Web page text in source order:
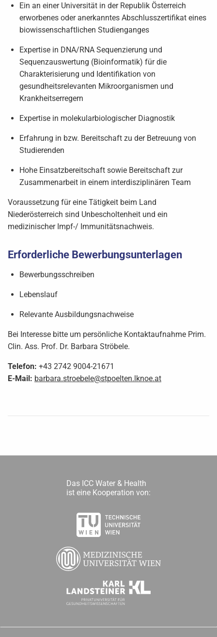
Ein an einer Universität in der Republik Österreich
erworbenes oder anerkanntes Abschlusszertifikat eines
biowissenschaftlichen Studienganges
Expertise in DNA/RNA Sequenzierung und
Sequenzauswertung (Bioinformatik) für die
Charakterisierung und Identifikation von
gesundheitsrelevanten Mikroorganismen und
Krankheitserregern
Expertise in molekularbiologischer Diagnostik
Erfahrung in bzw. Bereitschaft zu der Betreuung von
Studierenden
Hohe Einsatzbereitschaft sowie Bereitschaft zur
Zusammenarbeit in einem interdisziplinären Team
Voraussetzung für eine Tätigkeit beim Land
Niederösterreich sind Unbescholtenheit und ein
medizinischer Impf-/ Immunitätsnachweis.
Erforderliche Bewerbungsunterlagen
Bewerbungsschreiben
Lebenslauf
Relevante Ausbildungsnachweise
Bei Interesse bitte um persönliche Kontaktaufnahme Prim.
Clin. Ass. Prof. Dr. Barbara Ströbele.
Telefon: +43 2742 9004-21671
E-Mail: barbara.stroebele@stpoelten.lknoe.at
Das ICC Water & Health
ist eine Kooperation von: